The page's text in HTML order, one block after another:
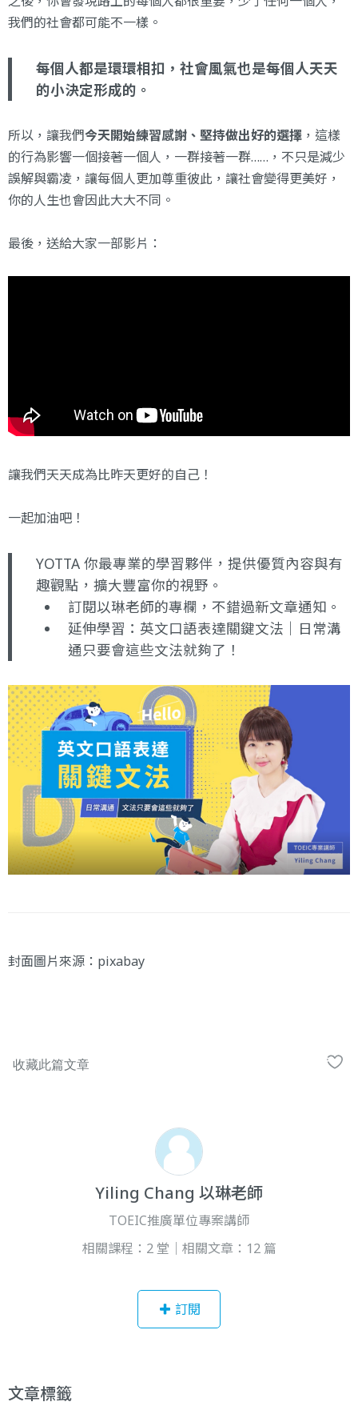
我們的社會都可能不一樣。
每個人都是環環相扣，社會風氣也是每個人天天
的小決定形成的。
所以，讓我們今天開始練習感謝、堅持做出好的選擇 ，這樣
的行為影響一個接著一個人，一群接著一群……，不只是減少
誤解與霸凌，讓每個人更加尊重彼此，讓社會變得更美好，
你的人生也會因此大大不同。
最後，送給大家一部影片：
讓我們天天成為比昨天更好的自己！
一起加油吧！
YOTTA 你最專業的學習夥伴，提供優質內容與有
趣觀點，擴大豐富你的視野。
訂閱以琳老師的專欄 ，不錯過新文章通知。
延伸學習： 英文口語表達關鍵文法｜日常溝
通只要會這些文法就夠了！
封面圖片來源：pixabay
Yiling Chang 以琳老師
TOEIC推廣單位專案講師
相關課程：2 堂｜相關文章：12 篇
訂閱
文章標籤